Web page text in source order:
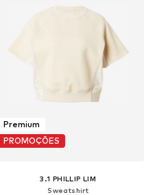
Premium
PROMOÇÕES
3.1 PHILLIP LIM
Sweatshirt